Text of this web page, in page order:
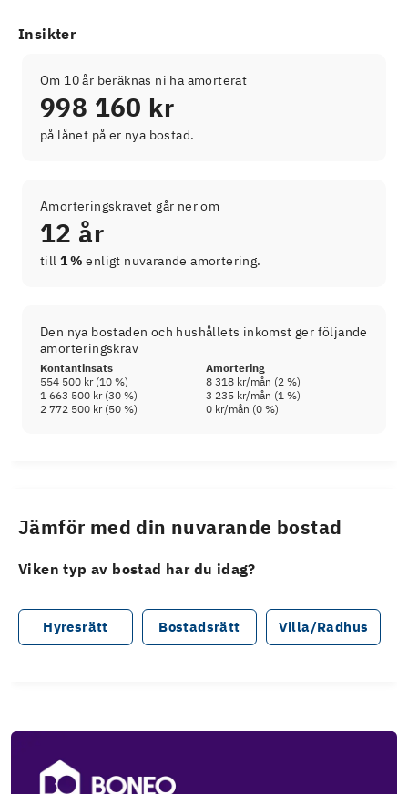
Insikter
Om 10 år beräknas ni ha amorterat
998 160 kr
på lånet på er nya bostad.
Amorteringskravet går ner om
12 år
till 1 % enligt nuvarande amortering.
Den nya bostaden och hushållets inkomst ger följande
amorteringskrav
Kontantinsats
Amortering
554 500 kr(10 %) 8 318 kr/mån (2 %)
1 663 500 kr(30 %) 3 235 kr/mån (1 %)
2 772 500 kr(50 %) 0 kr/mån (0 %)
Jämför med din nuvarande bostad
Viken typ av bostad har du idag?
Hyresrätt Bostadsrätt Villa/Radhus